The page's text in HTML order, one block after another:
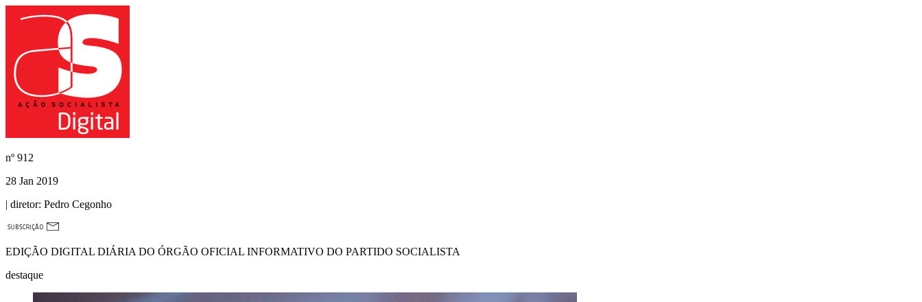
nº 912
28 Jan 2019
| diretor: Pedro Cegonho
EDIÇÃO DIGITAL DIÁRIA DO ÓRGÃO OFICIAL INFORMATIVO DO PARTIDO SOCIALISTA
destaque